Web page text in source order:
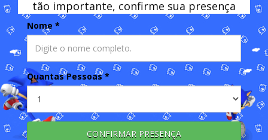
tão importante, confirme sua presença
Nome *
Quantas Pessoas*
CONFIRMAR PRESENÇA